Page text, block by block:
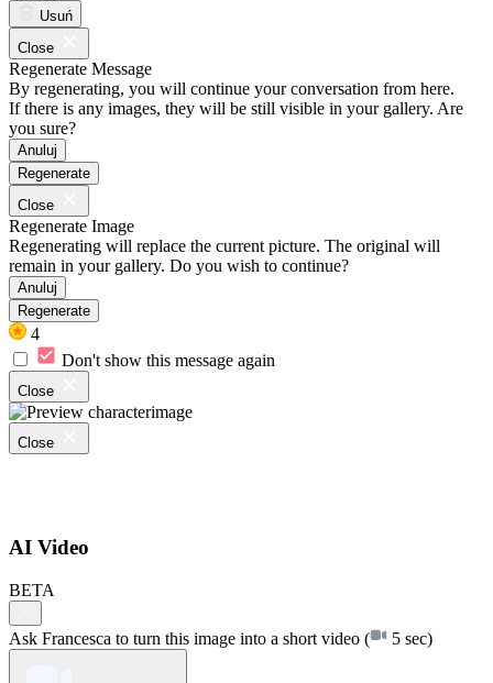
Usuń
Close
Regenerate Message
By regenerating, you will continue your conversation from here.
If there is any images, they will be still visible in your gallery. Are
you sure?
Anuluj
Regenerate
Close
Regenerate Image
Regenerating will replace the current picture. The original will
remain in your gallery. Do you wish to continue?
Anuluj
Regenerate
4
Don't show this message again
Close
Close
AI Video
BETA
Ask Francesca to turn this image into a short video ( 5 sec)